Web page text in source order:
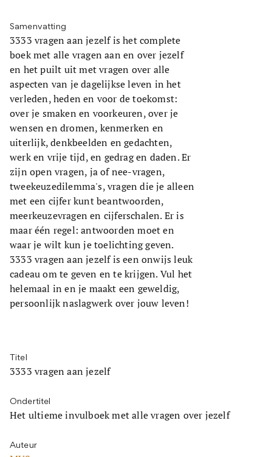
Samenvatting
3333 vragen aan jezelf is het complete
boek met alle vragen aan en over jezelf
en het puilt uit met vragen over alle
aspecten van je dagelijkse leven in het
verleden, heden en voor de toekomst:
over je smaken en voorkeuren, over je
wensen en dromen, kenmerken en
uiterlijk, denkbeelden en gedachten,
werk en vrije tijd, en gedrag en daden. Er
zijn open vragen, ja of nee-vragen,
tweekeuzedilemma's, vragen die je alleen
met een cijfer kunt beantwoorden,
meerkeuzevragen en cijferschalen. Er is
maar één regel: antwoorden moet en
waar je wilt kun je toelichting geven.
3333 vragen aan jezelf is een onwijs leuk
cadeau om te geven en te krijgen. Vul het
helemaal in en je maakt een geweldig,
persoonlijk naslagwerk over jouw leven!
Titel
3333 vragen aan jezelf
Ondertitel
Het ultieme invulboek met alle vragen over jezelf
Auteur